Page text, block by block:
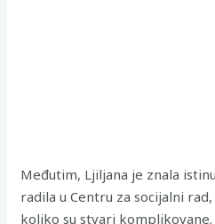
Međutim, Ljiljana je znala
radila u Centru za socijalni
koliko su stvari